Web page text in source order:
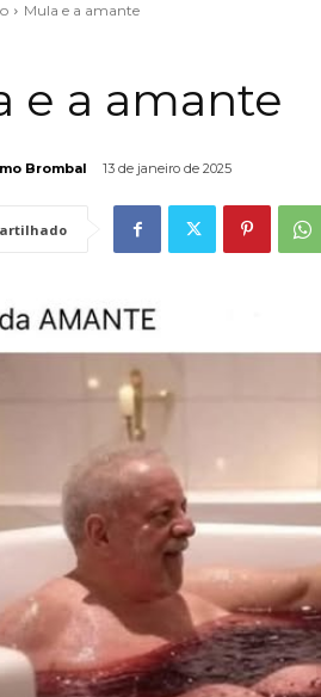
Mula e a amante
e a amante
Brombal 13 de janeiro de 2025